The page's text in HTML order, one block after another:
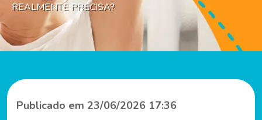
REALMENTE PRECISA?
Publicado em 23/06/2026 17:36